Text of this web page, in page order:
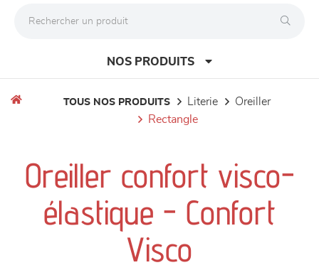
NOS PRODUITS
séjours
meubles de complément
chambres et dressing
TOUS NOS PRODUITS literie
oreiller
rectangle
Oreiller confort visco-
élastique - Confort
Visco